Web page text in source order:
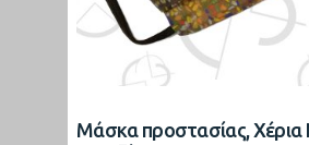
Μάσκα προστασίας, Χέρια